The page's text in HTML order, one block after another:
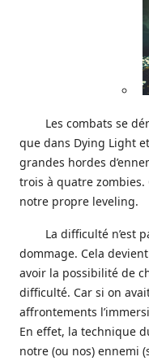
Les combats se
que dans Dying Light
grandes hordes
trois à quatre
notre propre leveling.
La difficulté n’est
dommage. Cela
avoir la possibilité de
difficulté. Car si on
affrontements
En effet, la technique
notre (ou nos) ennemi